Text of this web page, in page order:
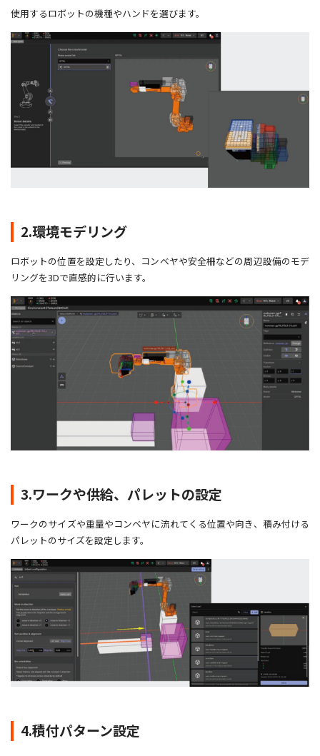
使用するロボットの機種やハンドを選びます。
2.環境モデリング
ロボットの位置を設定したり、コンベヤや安全柵などの周辺設備のモデ
リングを3Dで直感的に行います。
3.ワークや供給、パレットの設定
ワークのサイズや重量やコンベヤに流れてくる位置や向き、積み付ける
パレットのサイズを設定します。
4.積付パターン設定